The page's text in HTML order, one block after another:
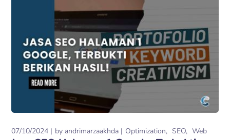
07/10/2024 by andrimarzaakhda Optimization SEO Web